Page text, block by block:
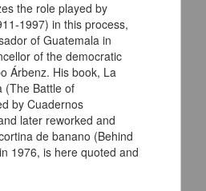
discusiones y percepciones en
de Investigaciones sobre América
y Gráficos Eón
the role played by
1997) in this process,
of Guatemala in
of the democratic
Árbenz. His book, La
(The Battle of
by Cuadernos
later reworked and
de banano (Behind
1976, is here quoted and